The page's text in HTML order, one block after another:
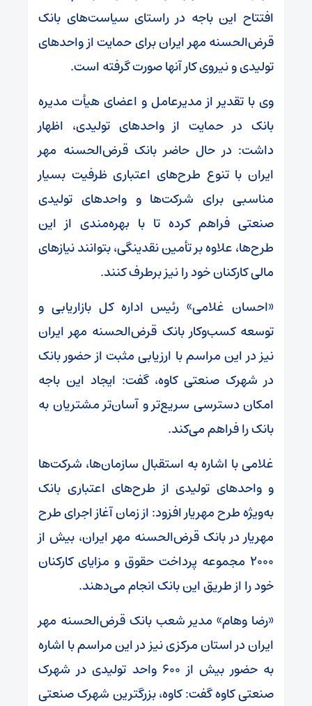
افتتاح این باجه در راستای سیاست‌های بانک
قرض‌الحسنه مهر ایران برای حمایت از واحدهای
تولیدی و نیروی کار آنها صورت گرفته است.
وی با تقدیر از مدیرعامل و اعضای هیأت مدیره
بانک در حمایت از واحدهای تولیدی، اظهار
داشت: در حال حاضر بانک قرض‌الحسنه مهر
ایران با تنوع طرح‌های اعتباری ظرفیت بسیار
مناسبی برای شرکت‌ها و واحدهای تولیدی
صنعتی فراهم کرده تا با بهره‌مندی از این
طرح‌ها، علاوه بر تأمین نقدینگی، بتوانند نیازهای
مالی کارکنان خود را نیز برطرف کنند.
«احسان غلامی» رئیس اداره کل بازاریابی و
توسعه کسب‌وکار بانک قرض‌الحسنه مهر ایران
نیز در این مراسم با ارزیابی مثبت از حضور بانک
در شهرک صنعتی کاوه، گفت: ایجاد این باجه
امکان دسترسی سریع‌تر و آسان‌تر مشتریان به
بانک را فراهم می‌کند.
غلامی با اشاره به استقبال سازمان‌ها، شرکت‌ها
و واحدهای تولیدی از طرح‌های اعتباری بانک
به‌ویژه طرح مهریار افزود: از زمان آغاز اجرای طرح
مهریار در بانک قرض‌الحسنه مهر ایران، بیش از
۲۰۰۰ مجموعه پرداخت حقوق و مزایای کارکنان
خود را از طریق این بانک انجام می‌دهند.
«رضا وهام» مدیر شعب بانک قرض‌الحسنه مهر
ایران در استان مرکزی نیز در این مراسم با اشاره
به حضور بیش از ۶۰۰ واحد تولیدی در شهرک
صنعتی کاوه گفت: کاوه، بزرگترین شهرک صنعتی